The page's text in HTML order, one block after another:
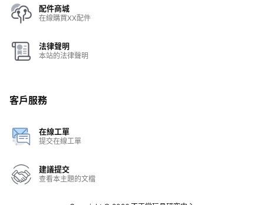
配件商城
在線購買XX配件
法律聲明
本站的法律聲明
客戶服務
在線工單
提交在線工單
建議提交
查看本主題的文檔